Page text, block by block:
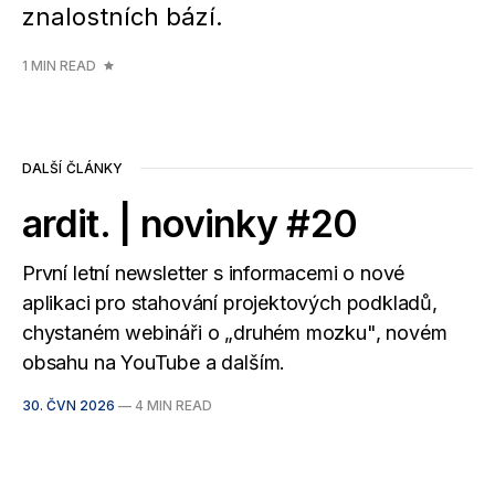
znalostních bází.
1 MIN READ
DALŠÍ ČLÁNKY
ardit. | novinky #20
První letní newsletter s informacemi o nové
aplikaci pro stahování projektových podkladů,
chystaném webináři o „druhém mozku", novém
obsahu na YouTube a dalším.
30. ČVN 2026 — 4 MIN READ